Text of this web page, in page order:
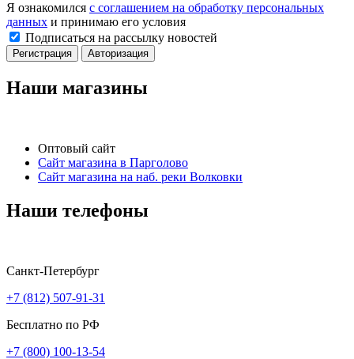
Я ознакомился с соглашением на обработку персональных
данных и принимаю его условия
Подписаться на рассылку новостей
Регистрация Авторизация
Наши магазины
Оптовый сайт
Сайт магазина в Парголово
Сайт магазина на наб. реки Волковки
Наши телефоны
Санкт-Петербург
+7 (812) 507-91-31
Бесплатно по РФ
+7 (800) 100-13-54